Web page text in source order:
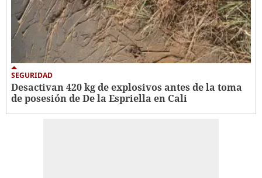
SEGURIDAD
Desactivan 420 kg de explosivos antes de la toma
de posesión de De la Espriella en Cali